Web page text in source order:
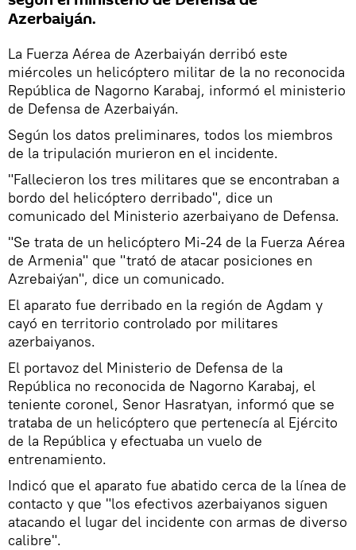
Azerbaiyán.
La Fuerza Aérea de Azerbaiyán derribó este
miércoles un helicóptero militar de la no reconocida
República de Nagorno Karabaj, informó el ministerio
de Defensa de Azerbaiyán.
Según los datos preliminares, todos los miembros
de la tripulación murieron en el incidente.
"Fallecieron los tres militares que se encontraban a
bordo del helicóptero derribado", dice un
comunicado del Ministerio azerbaiyano de Defensa.
"Se trata de un helicóptero Mi-24 de la Fuerza Aérea
de Armenia" que "trató de atacar posiciones en
Azrebaiýan", dice un comunicado.
El aparato fue derribado en la región de Agdam y
cayó en territorio controlado por militares
azerbaiyanos.
El portavoz del Ministerio de Defensa de la
República no reconocida de Nagorno Karabaj, el
teniente coronel, Senor Hasratyan, informó que se
trataba de un helicóptero que pertenecía al Ejército
de la República y efectuaba un vuelo de
entrenamiento.
Indicó que el aparato fue abatido cerca de la línea de
contacto y que "los efectivos azerbaiyanos siguen
atacando el lugar del incidente con armas de diverso
calibre".